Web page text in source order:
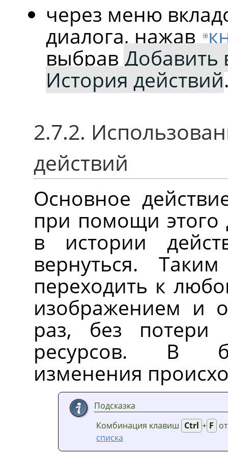
через меню
диалога, нажав
выбрав Добавить
История действий
2.7.2.
действий
Основное
при помощи
в истории
вернуться.
переходить к
изображением и
раз, без потери
ресурсов. В
изменения
Подсказка
Комбинация клавиш Ctrl + F
списка